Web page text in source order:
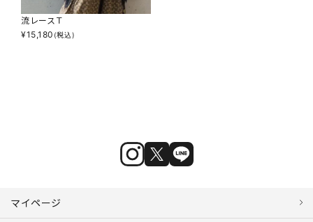
流レースＴ
¥15,180 (税込)
マイページ